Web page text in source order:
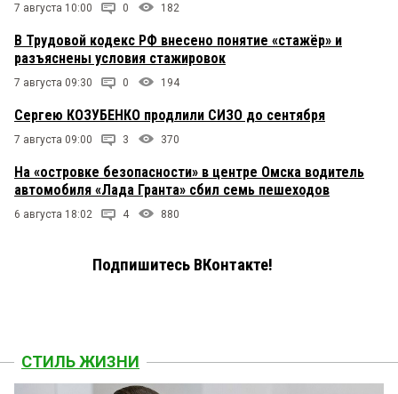
7 августа 10:00 0 182
В Трудовой кодекс РФ внесено понятие «стажёр» и
разъяснены условия стажировок
7 августа 09:30 0 194
Сергею КОЗУБЕНКО продлили СИЗО до сентября
7 августа 09:00 3 370
На «островке безопасности» в центре Омска водитель
автомобиля «Лада Гранта» сбил семь пешеходов
6 августа 18:02 4 880
Подпишитесь ВКонтакте!
СТИЛЬ ЖИЗНИ